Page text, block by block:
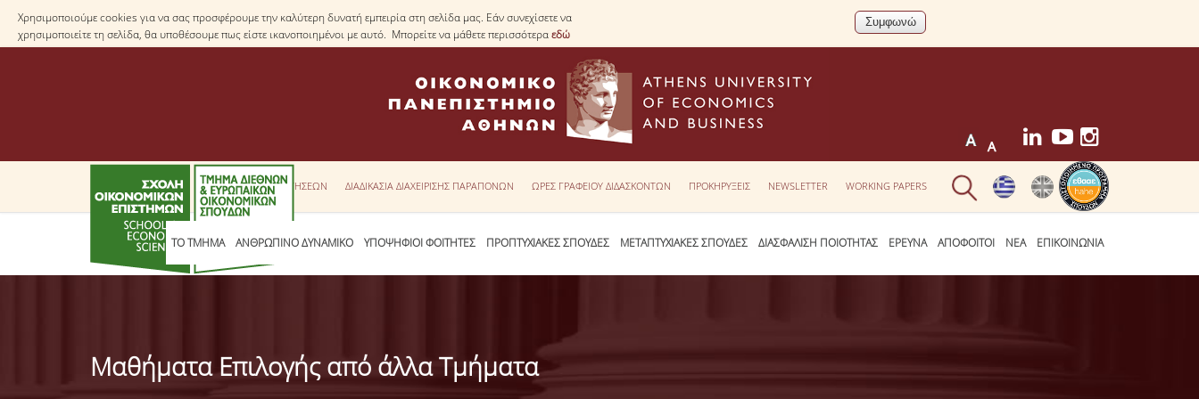
Χρησιμοποιούμε cookies για να σας προσφέρουμε την καλύτερη δυνατή εμπειρία στη σελίδα μας. Εάν συνεχίσετε να
χρησιμοποιείτε τη σελίδα, θα υποθέσουμε πως είστε ικανοποιημένοι με αυτό. Μπορείτε να μάθετε περισσότεραεδώ
ΕΝΤΥΠΑ ΑΙΤΗΣΕΩΝ ΔΙΑΔΙΚΑΣΙΑ ΔΙΑΧΕΙΡΙΣΗΣ ΠΑΡΑΠΟΝΩΝ ΩΡΕΣ ΓΡΑΦΕΙΟΥ ΔΙΔΑΣΚΟΝΤΩΝ ΠΡΟΚΗΡΥΞΕΙΣ NEWSLETTER WORKING PAPERS
ΤΟ ΤΜΗΜΑ ΑΝΘΡΩΠΙΝΟ ΔΥΝΑΜΙΚΟ ΥΠΟΨΗΦΙΟΙ ΦΟΙΤΗΤΕΣ ΠΡΟΠΤΥΧΙΑΚΕΣ ΣΠΟΥΔΕΣ ΜΕΤΑΠΤΥΧΙΑΚΕΣ ΣΠΟΥΔΕΣ ΔΙΑΣΦΑΛΙΣΗ ΠΟΙΟΤΗΤΑΣ ΕΡΕΥΝΑ ΑΠΟΦΟΙΤΟΙ ΝΕΑ ΕΠΙΚΟΙΝΩΝΙΑ
Μαθήματα Επιλογής από άλλα Τμήματα